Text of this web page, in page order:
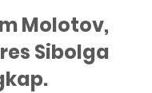
Molotov,
Sibolga